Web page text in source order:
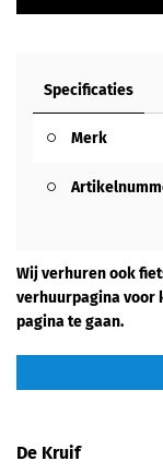
Specificaties
Merk
Wij verhuren ook
verhuurpagina voor
pagina te gaan.
De Kruif